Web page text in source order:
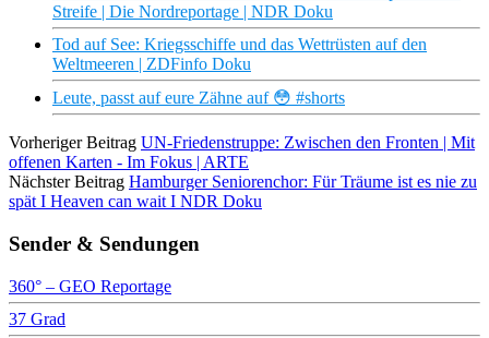
Streife | Die Nordreportage | NDR Doku
Tod auf See: Kriegsschiffe und das Wettrüsten auf den
Weltmeeren | ZDFinfo Doku
Leute, passt auf eure Zähne auf 😳 #shorts
Vorheriger Beitrag UN-Friedenstruppe: Zwischen den Fronten | Mit
offenen Karten - Im Fokus | ARTE
Nächster Beitrag Hamburger Seniorenchor: Für Träume ist es nie zu
spät I Heaven can wait I NDR Doku
Sender & Sendungen
360° – GEO Reportage
37 Grad